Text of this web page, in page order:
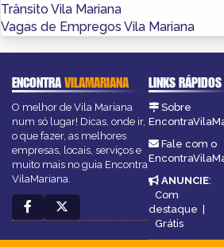
Trânsito Vila Mariana
Vagas de Empregos Vila Mariana
ENCONTRAVILAMARIANA
O melhor de Vila Mariana
num só lugar! Dicas, onde ir,
o que fazer, as melhores
empresas, locais, serviços e
muito mais no guia Encontra
VilaMariana.
LINKS RÁPIDOS
Sobre
Fale com o
ANUNCIE:
Com
destaque
Grátis